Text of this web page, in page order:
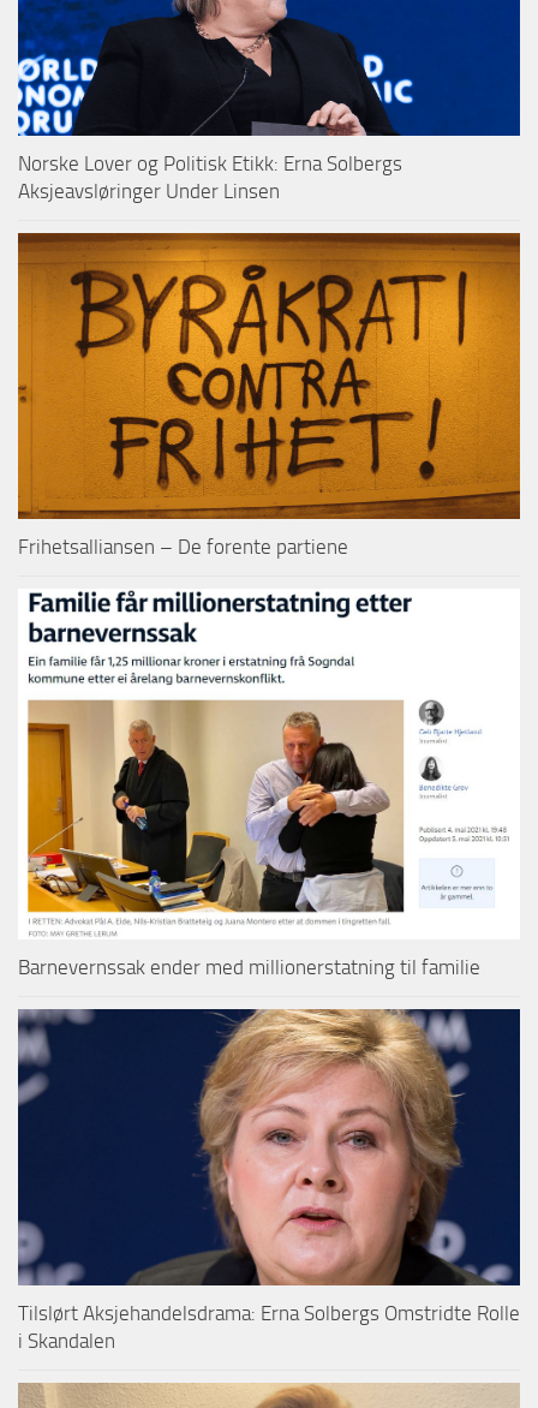
Norske Lover og Politisk Etikk: Erna Solbergs
Aksjeavsløringer Under Linsen
Frihetsalliansen – De forente partiene
Barnevernssak ender med millionerstatning til familie
Tilslørt Aksjehandelsdrama: Erna Solbergs Omstridte Rolle
i Skandalen